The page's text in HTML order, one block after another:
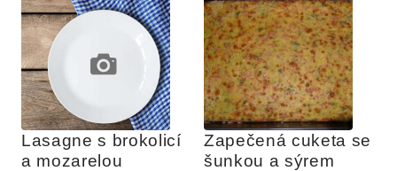
Lasagne s brokolicí
a mozarelou
Zapečená cuketa se
šunkou a sýrem